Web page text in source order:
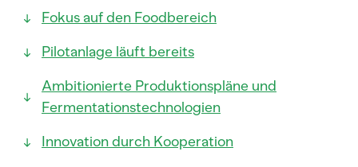
Fokus auf den Foodbereich
Pilotanlage läuft bereits
Ambitionierte Produktionspläne und
Fermentationstechnologien
Innovation durch Kooperation